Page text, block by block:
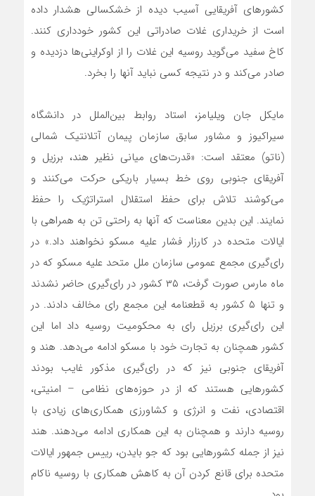
کشورهای آفریقایی آسیب دیده از خشکسالی هشدار داده
است از خریداری غلات صادراتی این کشور خودداری کنند.
کاخ سفید می‌گوید روسیه این غلات را از اوکراینی‌ها دزدیده و
صادر می‌کند و در نتیجه کسی نباید آنها را بخرد.
مایکل جان ویلیامز، استاد روابط بین‌الملل در دانشگاه
سیراکیوز و مشاور سابق سازمان پیمان آتلانتیک شمالی
(ناتو) معتقد است: «قدرت‌های میانی نظیر هند، برزیل و
آفریقای جنوبی روی خط بسیار باریکی حرکت می‌کنند و
می‌کوشند تلاش برای حفظ استقلال استراتژیک را حفظ
نمایند. این بدین معناست که آنها به راحتی تن به همراهی با
ایالات متحده در کارزار فشار علیه مسکو نخواهند داد.» در
رای‌گیری مجمع عمومی سازمان ملل متحد علیه مسکو که در
ماه مارس صورت گرفت، ۳۵ کشور در رای‌گیری حاضر نشدند
و تنها ۵ کشور به قطعنامه این مجمع رای مخالف دادند. در
این رای‌گیری برزیل رای به محکومیت روسیه داد اما این
کشور همچنان به تجارت خود با مسکو ادامه می‌دهد. هند و
آفریقای جنوبی نیز که در رای‌گیری مذکور غایب بودند
کشورهایی هستند که از در حوزه‌های نظامی – امنیتی،
اقتصادی، نفت و انرژی و کشاورزی همکاری‌های زیادی با
روسیه دارند و همچنان به این همکاری ادامه می‌دهند. هند
نیز از جمله کشورهایی بود که جو بایدن، رییس جمهور ایالات
متحده برای قانع کردن آن به کاهش همکاری با روسیه ناکام